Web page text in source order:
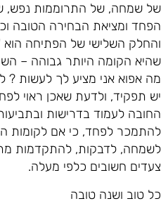
של שמחה, של התרוממות נפש,
הפחד ומציאת הבחירה הטובה
והחלק השלישי של הפתיחה הוא
שהיא הקומה היותר גבוהה –
מה אפוא אני מציע לך לעשות ?
יש תפקיד, ולדעת שאכן ראוי
החובה לעמוד בדרישות
להתמכר לפחד, כי אם לקומות
לשמחה, לדבקות, להתקדמות
צעדים חשובים כלפי מעלה.
כל טוב ושנה טובה